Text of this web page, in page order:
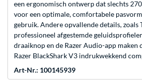
een ergonomisch ontwerp dat slechts
voor een optimale, comfortabele
gebruik. Andere opvallende details, zoals
professioneel afgestemde
draaiknop en de Razer Audio-app maken
Razer BlackShark V3 indrukwekkend
Art-Nr.: 100145939